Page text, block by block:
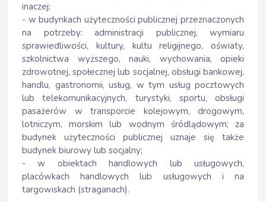
inaczej;
- w budynkach użyteczności publicznej przeznaczonych
na potrzeby: administracji publicznej, wymiaru
sprawiedliwości, kultury, kultu religijnego, oświaty,
szkolnictwa wyższego, nauki, wychowania, opieki
zdrowotnej, społecznej lub socjalnej, obsługi bankowej,
handlu, gastronomii, usług, w tym usług pocztowych
lub telekomunikacyjnych, turystyki, sportu, obsługi
pasażerów w transporcie kolejowym, drogowym,
lotniczym, morskim lub wodnym śródlądowym; za
budynek użyteczności publicznej uznaje się także
budynek biurowy lub socjalny;
- w obiektach handlowych lub usługowych,
placówkach handlowych lub usługowych i na
targowiskach (straganach).